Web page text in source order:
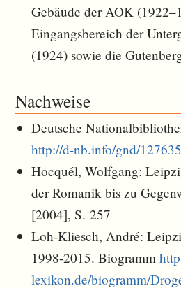
Gebäude der AOK
Eingangsbereich der
(1924) sowie die
Nachweise
Deutsche
http://d-nb.info/gnd/
Hocquél, Wolfgang:
der Romanik bis zu
[2004], S. 257
Loh-Kliesch, André:
1998-2015. Biogramm
lexikon.de/biogramm/